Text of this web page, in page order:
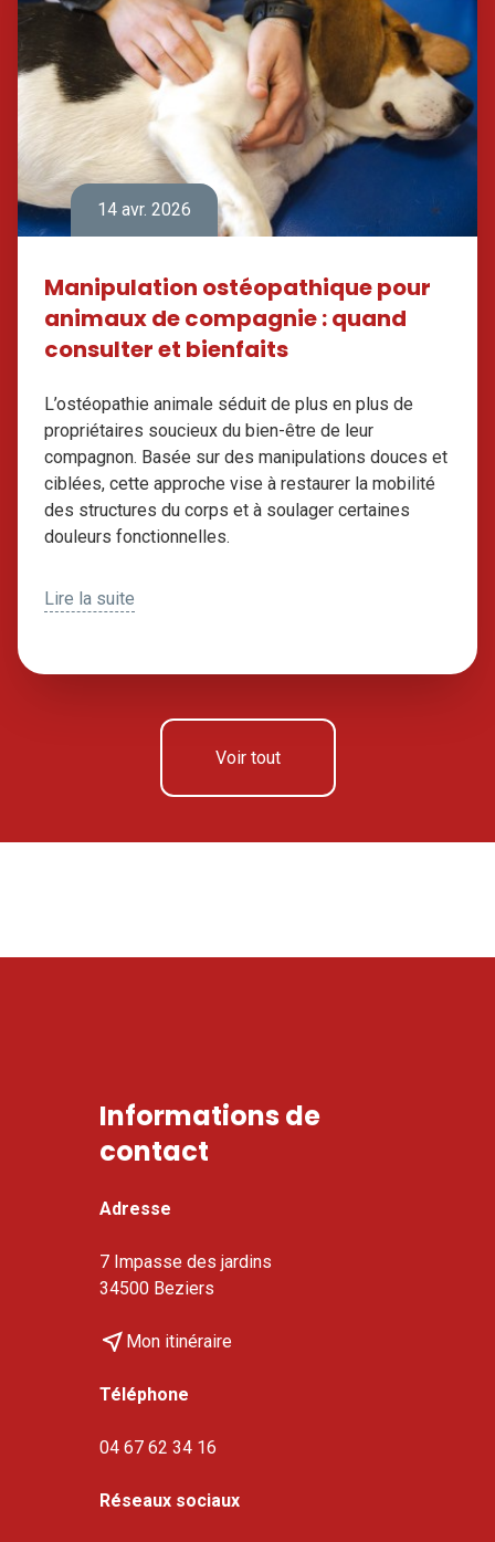
14 avr. 2026
Manipulation ostéopathique pour
animaux de compagnie : quand
consulter et bienfaits
L’ostéopathie animale séduit de plus en plus de
propriétaires soucieux du bien-être de leur
compagnon. Basée sur des manipulations douces et
ciblées, cette approche vise à restaurer la mobilité
des structures du corps et à soulager certaines
douleurs fonctionnelles.
Lire la suite
Voir tout
Informations de
contact
Adresse
7 Impasse des jardins
34500 Beziers
near_me Mon itinéraire
Téléphone
04 67 62 34 16
Réseaux sociaux